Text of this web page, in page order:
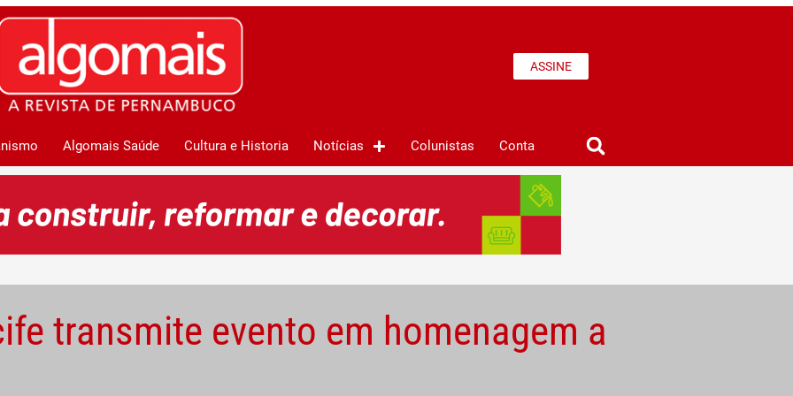
ASSINE
Algomais Saúde Cultura e Historia Notícias Colunistas Conta
transmite evento em homenagem a